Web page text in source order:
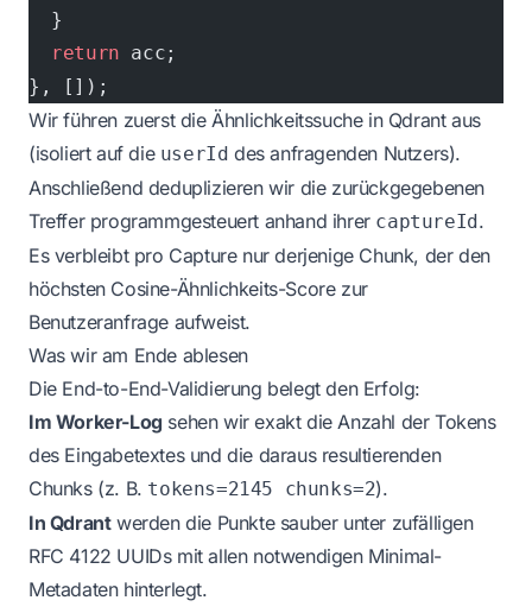
  }
  return
acc;
}, []);
Wir führen zuerst die Ähnlichkeitssuche in Qdrant aus
(isoliert auf die userId des anfragenden Nutzers).
Anschließend deduplizieren wir die zurückgegebenen
Treffer programmgesteuert anhand ihrer captureId.
Es verbleibt pro Capture nur derjenige Chunk, der den
höchsten Cosine-Ähnlichkeits-Score zur
Benutzeranfrage aufweist.
Was wir am Ende ablesen
Die End-to-End-Validierung belegt den Erfolg:
Im Worker-Log sehen wir exakt die Anzahl der Tokens
des Eingabetextes und die daraus resultierenden
Chunks (z. B. tokens=2145 chunks=2).
In Qdrantwerden die Punkte sauber unter zufälligen
RFC 4122 UUIDs mit allen notwendigen Minimal-
Metadaten hinterlegt.